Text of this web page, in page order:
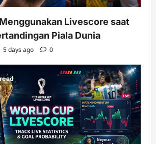
Livescore saat
Piala Dunia
5 days ago 0